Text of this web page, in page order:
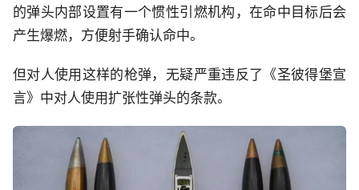
的弹头内部设置有一个惯性引燃机构，在命中目标后会
产生爆燃，方便射手确认命中。
但对人使用这样的枪弹，无疑严重违反了《圣彼得堡宣
言》中对人使用扩张性弹头的条款。